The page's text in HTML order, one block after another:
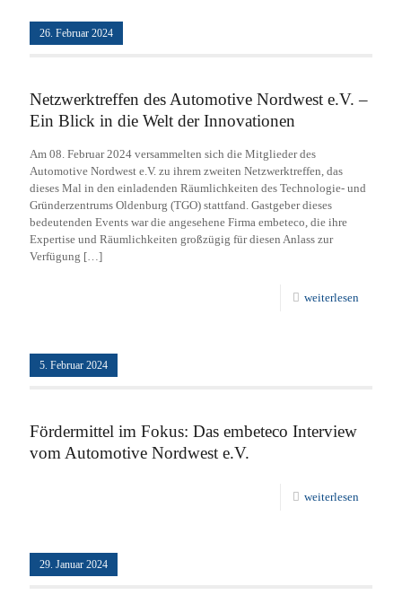
26. Februar 2024
Netzwerktreffen des Automotive Nordwest e.V. –
Ein Blick in die Welt der Innovationen
Am 08. Februar 2024 versammelten sich die Mitglieder des
Automotive Nordwest e.V. zu ihrem zweiten Netzwerktreffen, das
dieses Mal in den einladenden Räumlichkeiten des Technologie- und
Gründerzentrums Oldenburg (TGO) stattfand. Gastgeber dieses
bedeutenden Events war die angesehene Firma embeteco, die ihre
Expertise und Räumlichkeiten großzügig für diesen Anlass zur
Verfügung […]
weiterlesen
5. Februar 2024
Fördermittel im Fokus: Das embeteco Interview
vom Automotive Nordwest e.V.
weiterlesen
29. Januar 2024